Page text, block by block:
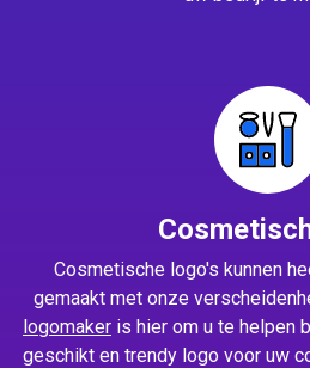
Cosmetische logo's kunnen
gemaakt met onze
logomaker is hier om u te helpen
geschikt en trendy logo voor uw